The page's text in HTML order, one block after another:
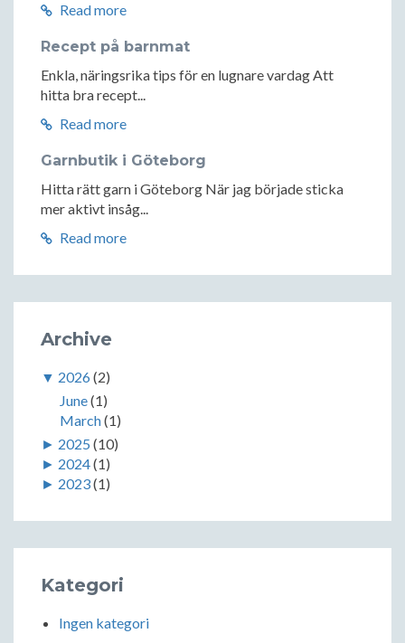
Read more
Recept på barnmat
Enkla, näringsrika tips för en lugnare vardag Att
hitta bra recept...
Read more
Garnbutik i Göteborg
Hitta rätt garn i Göteborg När jag började sticka
mer aktivt insåg...
Read more
Archive
▼ 2026(2)
June(1)
March(1)
► 2025 (10)
► 2024(1)
► 2023(1)
Kategori
Ingen kategori